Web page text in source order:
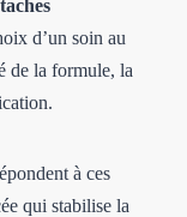
d’un soin au
de la formule, la
à ces
qui stabilise la